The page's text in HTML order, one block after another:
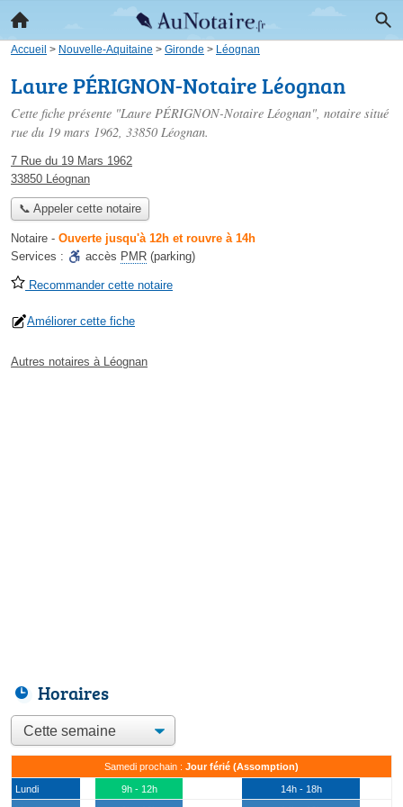
Accueil > Nouvelle-Aquitaine > Gironde > Léognan
Laure PÉRIGNON-Notaire Léognan
Cette fiche présente "Laure PÉRIGNON-Notaire Léognan", notaire situé
rue du 19 mars 1962, 33850 Léognan.
7 Rue du 19 Mars 1962
33850 Léognan
📞 Appeler cette notaire
Notaire - Ouverte jusqu'à 12h et rouvre à 14h
Services :
accès PMR (parking)
Recommander cette notaire
Améliorer cette fiche
Autres notaires à Léognan
Horaires
Samedi prochain : Jour férié (Assomption)
Lundi 9h - 12h
14h - 18h